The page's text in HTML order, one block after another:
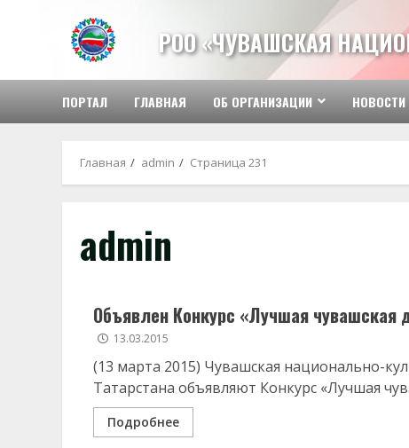
содержимому
РОО «ЧУВАШСКАЯ
ПОРТАЛ ГЛАВНАЯ ОБ ОРГАНИЗАЦИИ НОВОСТИ
Главная admin Страница 231
admin
Объявлен Конкурс «Лучшая чувашская
13.03.2015
(13 марта 2015) Чувашская национально-
Татарстана объявляют Конкурс «Лучшая
Подробнее